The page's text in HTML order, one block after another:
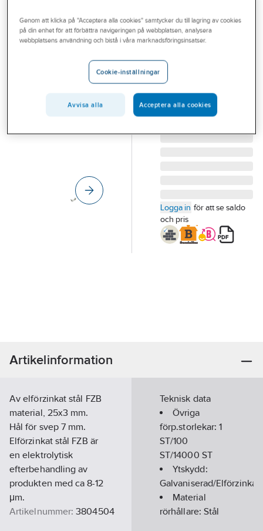
Branscher
Pendelfästen och konsoler med L-profil
elförzinkade
FZB
SYSKONKLAMMA FZB
40-18
Logga in för att se saldo
och pris
Artikelinformation
Av elförzinkat stål FZB
material, 25x3 mm.
Hål för svep 7 mm.
Elförzinkat stål FZB är
en elektrolytisk
efterbehandling av
produkten med ca 8-12
μm.
Artikelnummer: 3804504
Teknisk data
Övriga
förp.storlekar:1
ST/100
ST/14000 ST
Ytskydd:
Galvaniserad/Elförzinkad
Material
rörhållare: Stål
Genom att klicka på "Acceptera alla cookies" samtycker du till lagring av cookies
på din enhet för att förbättra navigeringen på webbplatsen, analysera
webbplatsens användning och bistå i våra marknadsföringsinsatser.
Cookie-inställningar
Avvisa alla Acceptera alla cookies